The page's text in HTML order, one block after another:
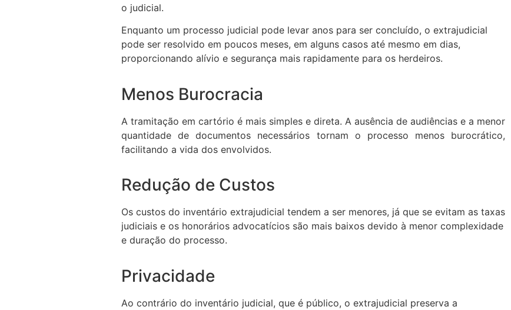
o judicial.
Enquanto um processo judicial pode levar anos para ser concluído, o extrajudicial
pode ser resolvido em poucos meses, em alguns casos até mesmo em dias,
proporcionando alívio e segurança mais rapidamente para os herdeiros.
Menos Burocracia
A tramitação em cartório é mais simples e direta. A ausência de audiências e a menor
quantidade de documentos necessários tornam o processo menos burocrático,
facilitando a vida dos envolvidos.
Redução de Custos
Os custos do inventário extrajudicial tendem a ser menores, já que se evitam as taxas
judiciais e os honorários advocatícios são mais baixos devido à menor complexidade
e duração do processo.
Privacidade
Ao contrário do inventário judicial, que é público, o extrajudicial preserva a